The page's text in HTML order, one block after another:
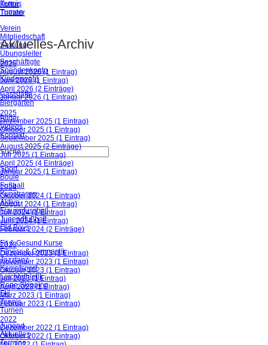
Kultur
Theater
Verein
Mitgliedschaft
Satzung
Übungsleiter
Beschäftigte
Spendenkonto
Kindeswohl
Gaststätte
Biergarten
Bilder
Videos
Kontakt
Suche
Sport
Boule
Fußball
Kunstrasen
Aktive
Frauenfussball
Jugendfußball
Old Boys
Fit & Gesund Kurse
Fitness & Gymnastik
Jazztanz
Kampfsport
Leichtathletik
Rope Skipping
Ski
Tennis
Turnen
Jugend
Aktuelles
Termine
Tennis
Turnen
Aktuelles-Archiv
2026
August 2026 (1 Eintrag)
Juni 2026 (1 Eintrag)
April 2026 (2 Einträge)
Januar 2026 (1 Eintrag)
2025
Dezember 2025 (1 Eintrag)
Oktober 2025 (1 Eintrag)
September 2025 (1 Eintrag)
August 2025 (2 Einträge)
Juli 2025 (1 Eintrag)
April 2025 (4 Einträge)
Januar 2025 (1 Eintrag)
2024
Oktober 2024 (1 Eintrag)
August 2024 (1 Eintrag)
Juli 2024 (1 Eintrag)
Juni 2024 (1 Eintrag)
Februar 2024 (2 Einträge)
2023
Dezember 2023 (1 Eintrag)
November 2023 (1 Eintrag)
Oktober 2023 (1 Eintrag)
Juli 2023 (1 Eintrag)
April 2023 (1 Eintrag)
März 2023 (1 Eintrag)
Februar 2023 (1 Eintrag)
2022
Dezember 2022 (1 Eintrag)
Oktober 2022 (1 Eintrag)